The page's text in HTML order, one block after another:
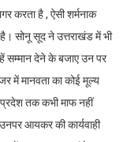
करता है , ऐसी शर्मनाक
सोनू सूद ने उत्तराखंड में भी
सम्मान देने के बजाए उन पर
में मानवता का कोई मूल्य
तक कभी माफ नहीं
आयकर की कार्यवाही